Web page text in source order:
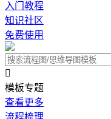
入门教程
知识社区
免费使用

模板专题
查看更多
流程梳理